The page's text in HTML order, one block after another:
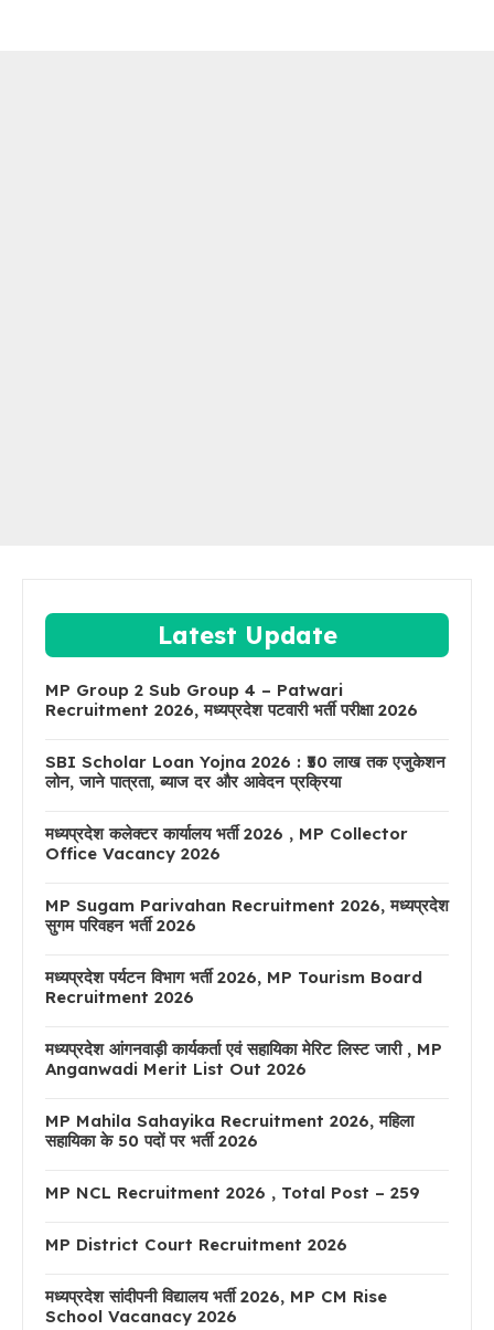
Latest Update
MP Group 2 Sub Group 4 – Patwari
Recruitment 2026, मध्यप्रदेश पटवारी भर्ती परीक्षा 2026
SBI Scholar Loan Yojna 2026 : ₹50 लाख तक एजुकेशन
लोन, जाने पात्रता, ब्याज दर और आवेदन प्रक्रिया
मध्यप्रदेश कलेक्टर कार्यालय भर्ती 2026 , MP Collector
Office Vacancy 2026
MP Sugam Parivahan Recruitment 2026, मध्यप्रदेश
सुगम परिवहन भर्ती 2026
मध्यप्रदेश पर्यटन विभाग भर्ती 2026, MP Tourism Board
Recruitment 2026
मध्यप्रदेश आंगनवाड़ी कार्यकर्ता एवं सहायिका मेरिट लिस्ट जारी , MP
Anganwadi Merit List Out 2026
MP Mahila Sahayika Recruitment 2026, महिला
सहायिका के 50 पदों पर भर्ती 2026
MP NCL Recruitment 2026 , Total Post – 259
MP District Court Recruitment 2026
मध्यप्रदेश सांदीपनी विद्यालय भर्ती 2026, MP CM Rise
School Vacanacy 2026